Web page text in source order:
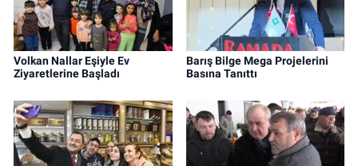
Volkan Nallar Eşiyle Ev
Ziyaretlerine Başladı
Barış Bilge Mega Projelerini
Basına Tanıttı